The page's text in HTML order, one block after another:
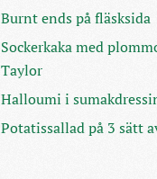
Burnt ends på fläsksida
Sockerkaka med
Taylor
Halloumi i
Potatissallad på 3 sätt